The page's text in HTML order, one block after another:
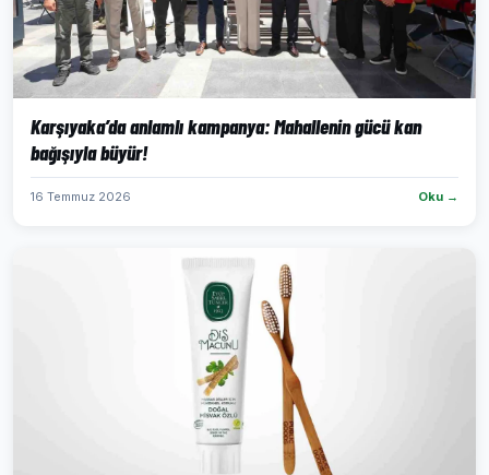
Karşıyaka’da anlamlı kampanya: Mahallenin gücü kan
bağışıyla büyür!
16 Temmuz 2026 Oku →